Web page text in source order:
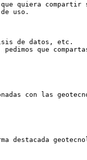
que quiera
uso.
de datos, etc.
que
con las
destacada